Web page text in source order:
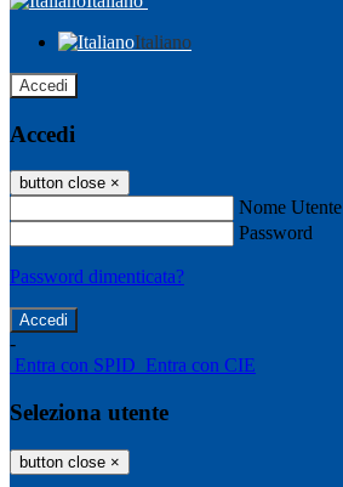
Italiano
Accedi
Accedi
button close ×
Nome Utente
Password
Password dimenticata?
-
Entra con SPID Entra con CIE
Seleziona utente
button close ×